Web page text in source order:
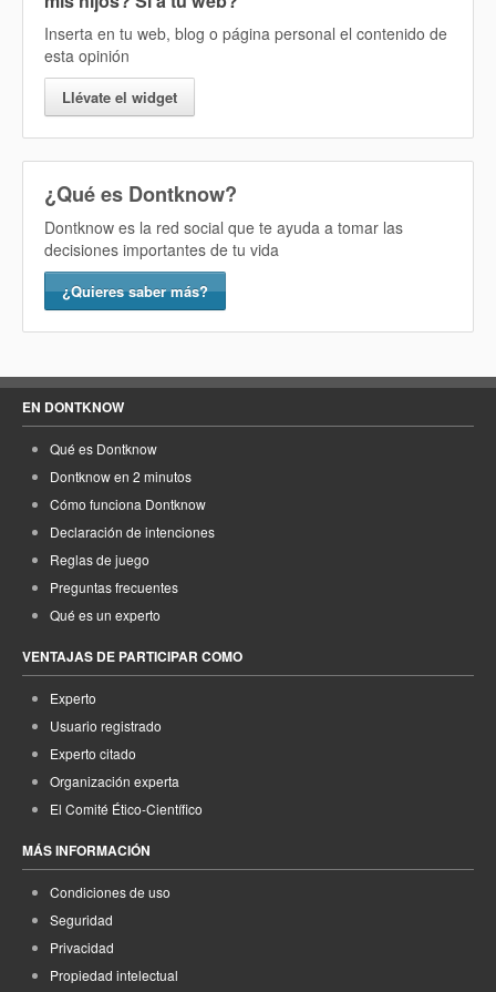
Inserta en tu web, blog o página personal el contenido de
esta opinión
Llévate el widget
¿Qué es Dontknow?
Dontknow es la red social que te ayuda a tomar las
decisiones importantes de tu vida
¿Quieres saber más?
EN DONTKNOW
Qué es Dontknow
Dontknow en 2 minutos
Cómo funciona Dontknow
Declaración de intenciones
Reglas de juego
Preguntas frecuentes
Qué es un experto
VENTAJAS DE PARTICIPAR COMO
Experto
Usuario registrado
Experto citado
Organización experta
El Comité Ético-Científico
MÁS INFORMACIÓN
Condiciones de uso
Seguridad
Privacidad
Propiedad intelectual